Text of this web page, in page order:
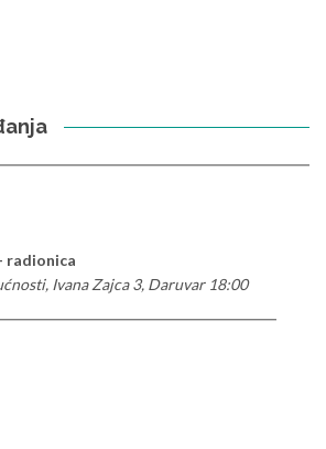
radionica
Ivana Zajca 3, Daruvar 18:00